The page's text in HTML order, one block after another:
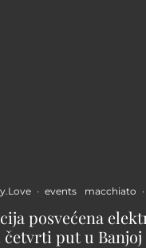
· events macchiato ·
posvećena
put u Banjoj